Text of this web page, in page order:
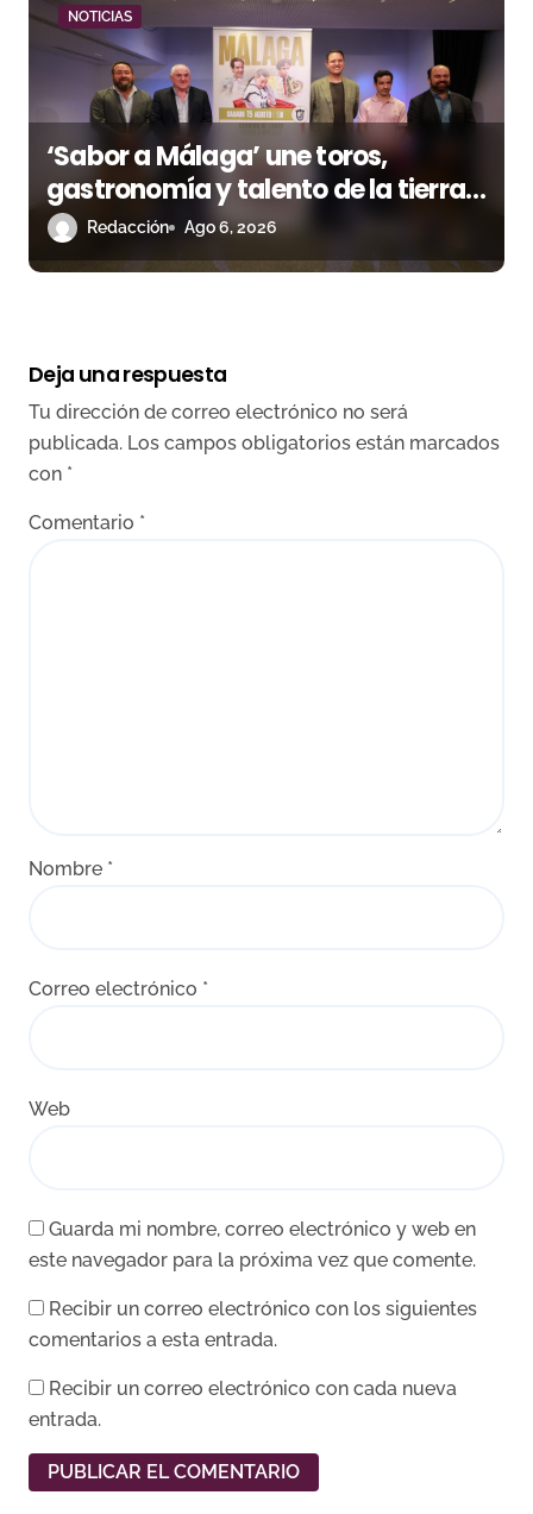
NOTICIAS
‘Sabor a Málaga’ une toros,
gastronomía y talento de la tierra
en La Malagueta
Redacción Ago 6, 2026
Deja una respuesta
Tu dirección de correo electrónico no será
publicada. Los campos obligatorios están marcados
con *
Comentario *
Nombre *
Correo electrónico *
Web
Guarda mi nombre, correo electrónico y web en
este navegador para la próxima vez que comente.
Recibir un correo electrónico con los siguientes
comentarios a esta entrada.
Recibir un correo electrónico con cada nueva
entrada.